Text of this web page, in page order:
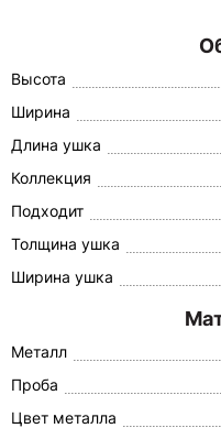
Высота
Ширина
Длина ушка
Коллекция
Подходит
Толщина ушка
Ширина ушка
Металл
Проба
Цвет металла